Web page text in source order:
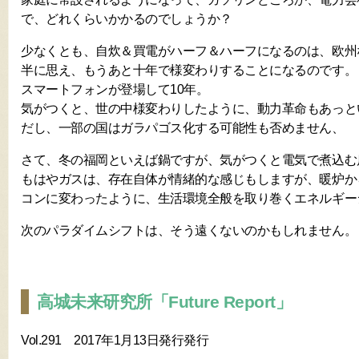
で、どれくらいかかるのでしょうか？
少なくとも、自炊＆買電がハーフ＆ハーフになるのは、欧
半に思え、もうあと十年で様変わりすることになるのです。
スマートフォンが登場して10年。
気がつくと、世の中様変わりしたように、動力革命もあっ
だし、一部の国はガラパゴス化する可能性も否めません、
さて、冬の福岡といえば鍋ですが、気がつくと電気で煮込
もはやガスは、存在自体が情緒的な感じもしますが、暖炉
コンに変わったように、生活環境全般を取り巻くエネルギ
次のパラダイムシフトは、そう遠くないのかもしれません。
高城未来研究所「Future Report」
Vol.291 2017年1月13日発行発行